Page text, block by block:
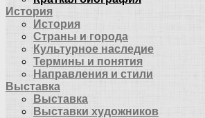
История
История
Страны и города
Культурное наследие
Термины и понятия
Направления и стили
Выставка
Выставка
Выставки художников